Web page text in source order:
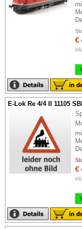
€
E-Lok Re 4/4 II 11105
€